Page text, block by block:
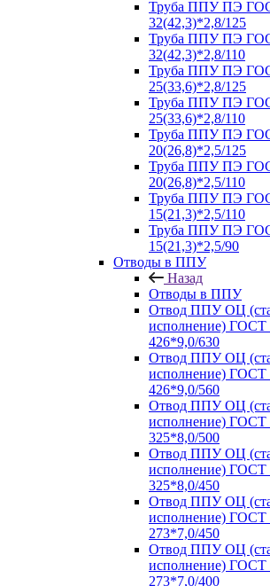
Труба ППУ ПЭ
32(42,3)*2,8/125
Труба ППУ ПЭ
32(42,3)*2,8/110
Труба ППУ ПЭ
25(33,6)*2,8/125
Труба ППУ ПЭ
25(33,6)*2,8/110
Труба ППУ ПЭ
20(26,8)*2,5/125
Труба ППУ ПЭ
20(26,8)*2,5/110
Труба ППУ ПЭ
15(21,3)*2,5/110
Труба ППУ ПЭ
15(21,3)*2,5/90
Отводы в ППУ
Назад
Отводы в ППУ
Отвод ППУ ОЦ
исполнение) ГОСТ
426*9,0/630
Отвод ППУ ОЦ
исполнение) ГОСТ
426*9,0/560
Отвод ППУ ОЦ
исполнение) ГОСТ
325*8,0/500
Отвод ППУ ОЦ
исполнение) ГОСТ
325*8,0/450
Отвод ППУ ОЦ
исполнение) ГОСТ
273*7,0/450
Отвод ППУ ОЦ
исполнение) ГОСТ
273*7,0/400